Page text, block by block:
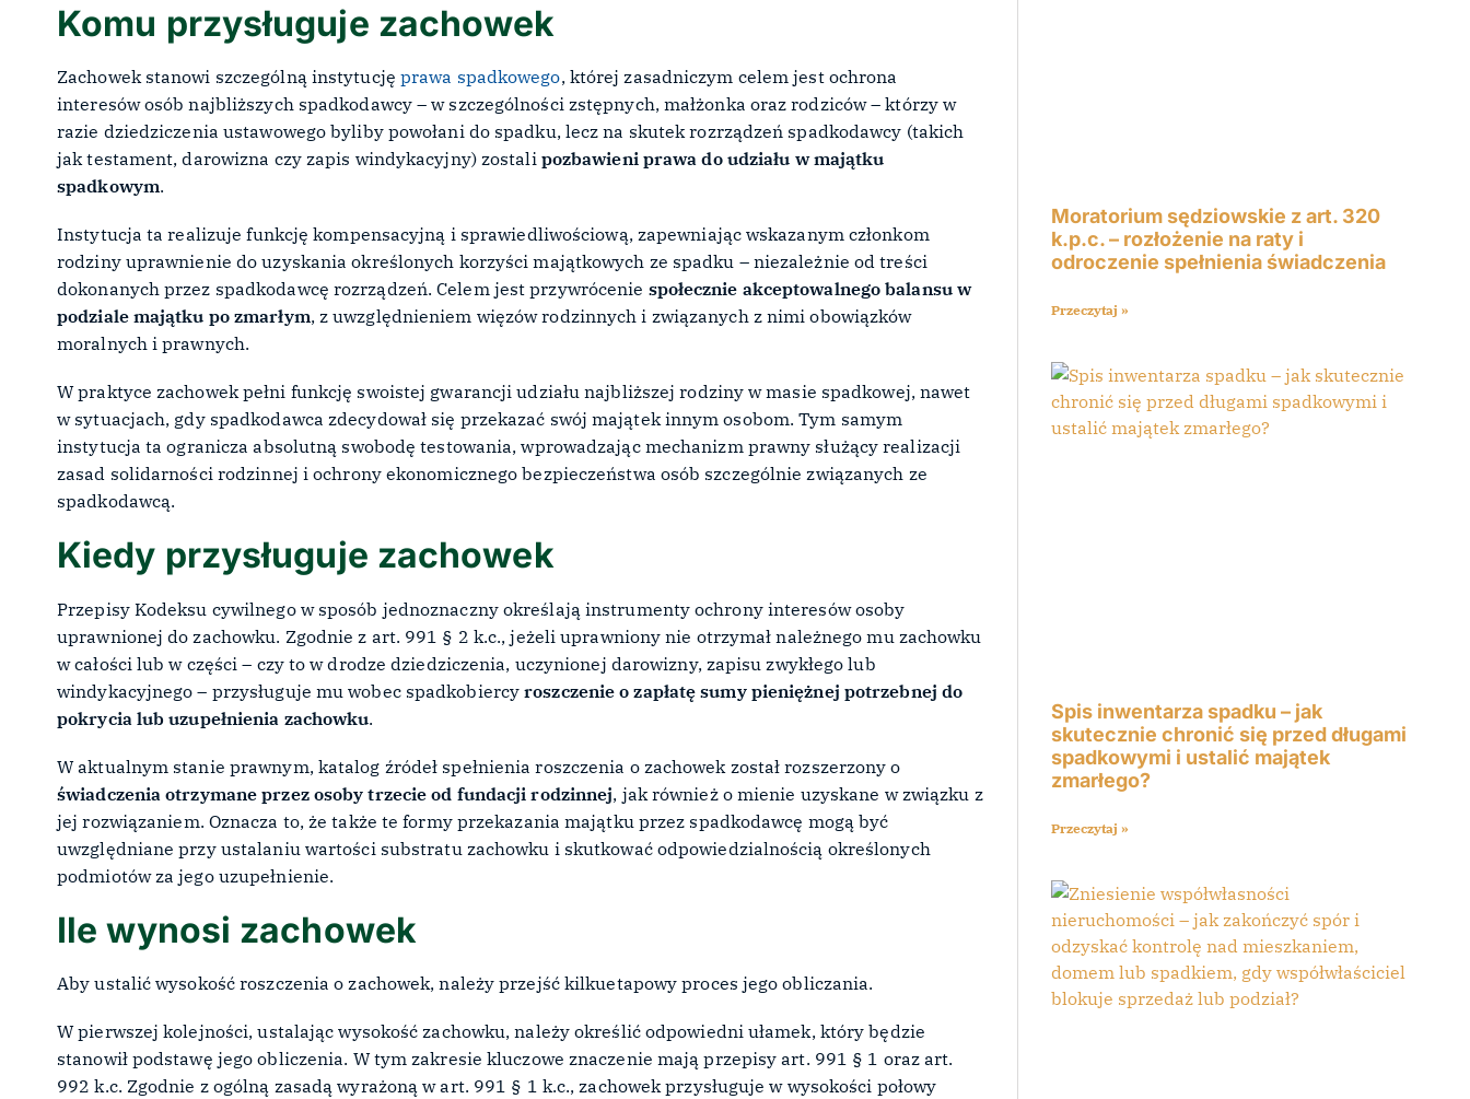
Komu przysługuje zachowek
Zachowek stanowi szczególną instytucję prawa spadkowego, której zasadniczym celem jest ochrona
interesów osób najbliższych spadkodawcy – w szczególności zstępnych, małżonka oraz rodziców – którzy w
razie dziedziczenia ustawowego byliby powołani do spadku, lecz na skutek rozrządzeń spadkodawcy (takich
jak testament, darowizna czy zapis windykacyjny) zostali pozbawieni prawa do udziału w majątku
spadkowym.
Instytucja ta realizuje funkcję kompensacyjną i sprawiedliwościową, zapewniając wskazanym członkom
rodziny uprawnienie do uzyskania określonych korzyści majątkowych ze spadku – niezależnie od treści
dokonanych przez spadkodawcę rozrządzeń. Celem jest przywrócenie społecznie akceptowalnego balansu w
podziale majątku po zmarłym, z uwzględnieniem więzów rodzinnych i związanych z nimi obowiązków
moralnych i prawnych.
W praktyce zachowek pełni funkcję swoistej gwarancji udziału najbliższej rodziny w masie spadkowej, nawet
w sytuacjach, gdy spadkodawca zdecydował się przekazać swój majątek innym osobom. Tym samym
instytucja ta ogranicza absolutną swobodę testowania, wprowadzając mechanizm prawny służący realizacji
zasad solidarności rodzinnej i ochrony ekonomicznego bezpieczeństwa osób szczególnie związanych ze
spadkodawcą.
Kiedy przysługuje zachowek
Przepisy Kodeksu cywilnego w sposób jednoznaczny określają instrumenty ochrony interesów osoby
uprawnionej do zachowku. Zgodnie z art. 991 § 2 k.c., jeżeli uprawniony nie otrzymał należnego mu zachowku
w całości lub w części – czy to w drodze dziedziczenia, uczynionej darowizny, zapisu zwykłego lub
windykacyjnego – przysługuje mu wobec spadkobiercyroszczenie o zapłatę sumy pieniężnej potrzebnej do
pokrycia lub uzupełnienia zachowku.
W aktualnym stanie prawnym, katalog źródeł spełnienia roszczenia o zachowek został rozszerzony o
świadczenia otrzymane przez osoby trzecie od fundacji rodzinnej, jak również o mienie uzyskane w związku z
jej rozwiązaniem. Oznacza to, że także te formy przekazania majątku przez spadkodawcę mogą być
uwzględniane przy ustalaniu wartości substratu zachowku i skutkować odpowiedzialnością określonych
podmiotów za jego uzupełnienie.
Ile wynosi zachowek
Aby ustalić wysokość roszczenia o zachowek, należy przejść kilkuetapowy proces jego obliczania.
W pierwszej kolejności, ustalając wysokość zachowku, należy określić odpowiedni ułamek, który będzie
stanowił podstawę jego obliczenia. W tym zakresie kluczowe znaczenie mają przepisy art. 991 § 1 oraz art.
992 k.c. Zgodnie z ogólną zasadą wyrażoną w art. 991 § 1 k.c., zachowek przysługuje w wysokości połowy
Moratorium sędziowskie z art. 320
k.p.c. – rozłożenie na raty i
odroczenie spełnienia świadczenia
Przeczytaj »
Spis inwentarza spadku – jak
skutecznie chronić się przed długami
spadkowymi i ustalić majątek
zmarłego?
Przeczytaj »